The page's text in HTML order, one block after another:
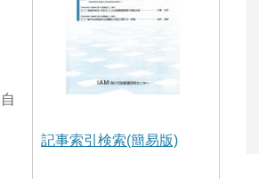
記事索引検索(簡易版)